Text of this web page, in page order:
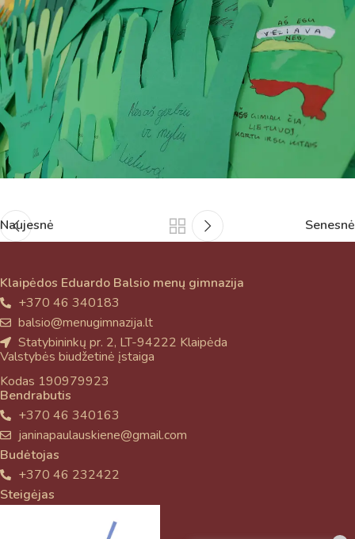
Naujesnė Senesnė
Klaipėdos Eduardo Balsio menų gimnazija
+370 46 340183
balsio@menugimnazija.lt
Statybininkų pr. 2, LT-94222 Klaipėda
Valstybės biudžetinė įstaiga
Kodas 190979923
Bendrabutis
+370 46 340163
janinapaulauskiene@gmail.com
Budėtojas
+370 46 232422
Steigėjas